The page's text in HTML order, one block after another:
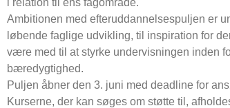
Ambitionen med efteruddannelsespuljen er
løbende faglige udvikling, til inspiration for
være med til at styrke undervisningen inden
bæredygtighed.
Puljen åbner den 3. juni med deadline for
Kurserne, der kan søges om støtte til,